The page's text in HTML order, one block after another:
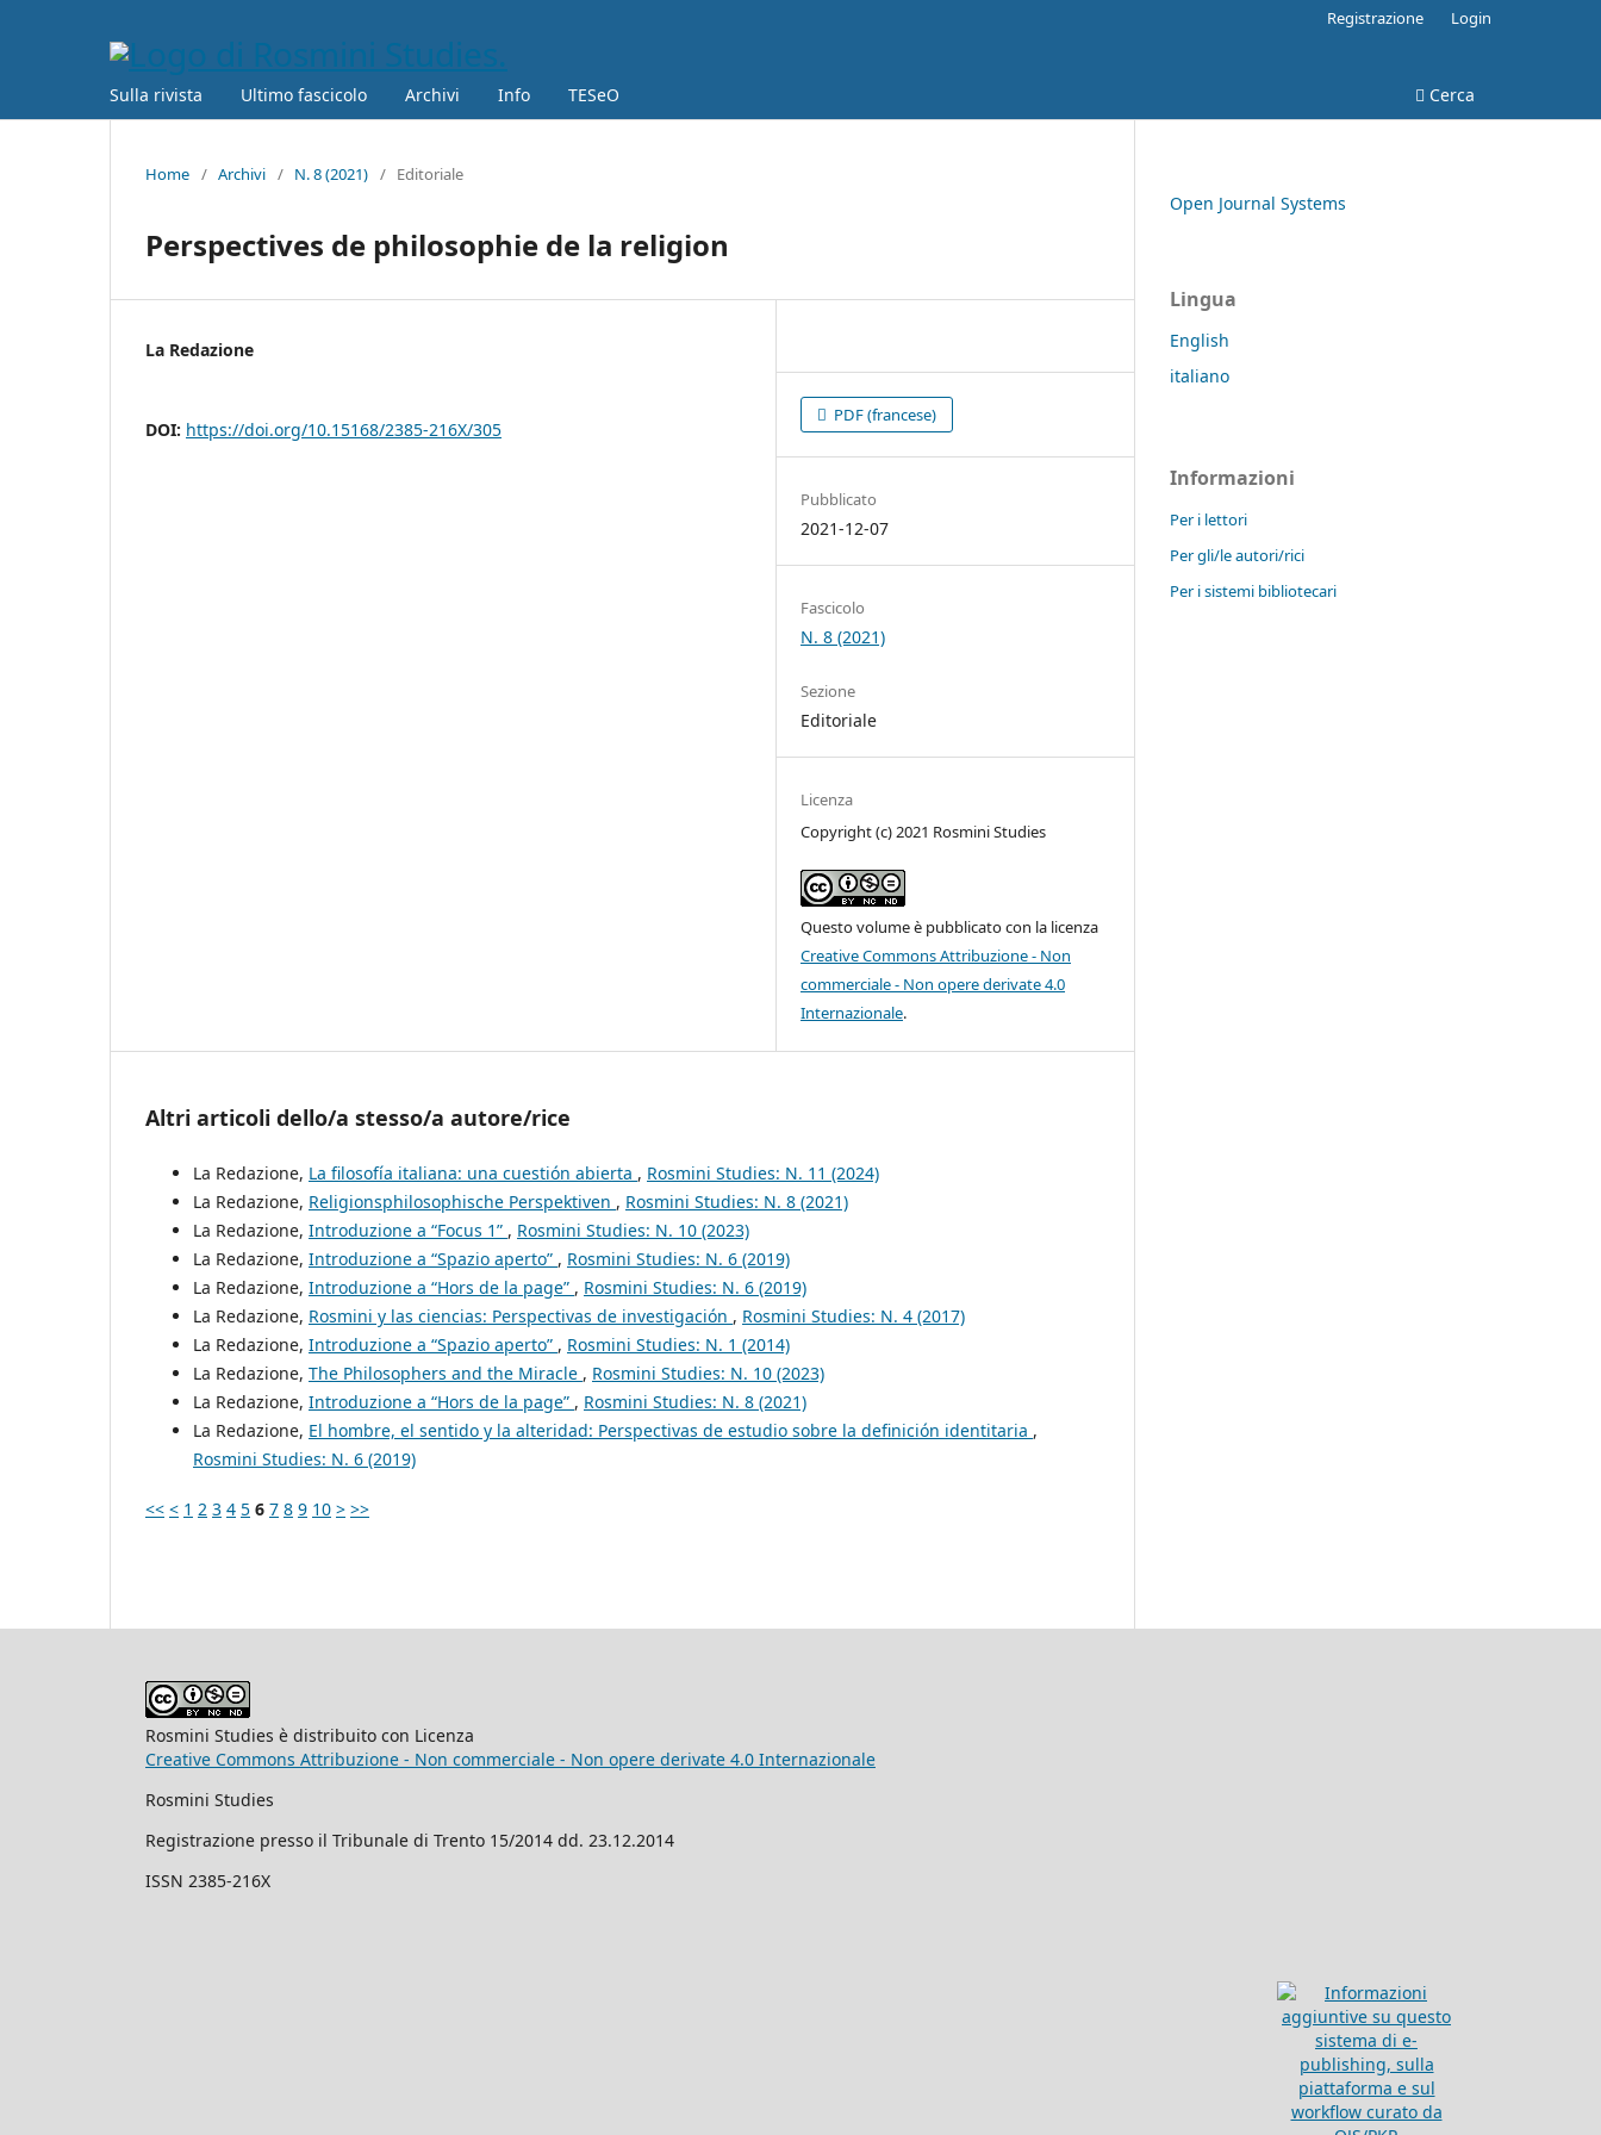
Sulla rivista Ultimo fascicolo Archivi Info TESeO Cerca
Registrazione Login
Home / Archivi / N. 8 (2021) / Editoriale
Perspectives de philosophie de la religion
La Redazione
DOI: https://doi.org/10.15168/2385-216X/305
PDF (francese)
Pubblicato
2021-12-07
Fascicolo
N. 8 (2021)
Sezione
Editoriale
Licenza
Copyright (c) 2021 Rosmini Studies
Questo volume è pubblicato con la licenza
Creative Commons Attribuzione - Non
commerciale - Non opere derivate 4.0
Internazionale.
Altri articoli dello/a stesso/a autore/rice
La Redazione, La filosofía italiana: una cuestión abierta , Rosmini Studies: N. 11 (2024)
La Redazione, Religionsphilosophische Perspektiven , Rosmini Studies: N. 8 (2021)
La Redazione, Introduzione a “Focus 1” , Rosmini Studies: N. 10 (2023)
La Redazione, Introduzione a “Spazio aperto” , Rosmini Studies: N. 6 (2019)
La Redazione, Introduzione a “Hors de la page” , Rosmini Studies: N. 6 (2019)
La Redazione, Rosmini y las ciencias: Perspectivas de investigación , Rosmini Studies: N. 4 (2017)
La Redazione, Introduzione a “Spazio aperto” , Rosmini Studies: N. 1 (2014)
La Redazione, The Philosophers and the Miracle , Rosmini Studies: N. 10 (2023)
La Redazione, Introduzione a “Hors de la page” , Rosmini Studies: N. 8 (2021)
La Redazione, El hombre, el sentido y la alteridad: Perspectivas de estudio sobre la definición identitaria ,
Rosmini Studies: N. 6 (2019)
<< < 1 2 3 4 5 6 7 8 9 10 > >>
Open Journal Systems
Lingua
English
italiano
Informazioni
Per i lettori
Per gli/le autori/rici
Per i sistemi bibliotecari
Rosmini Studies è distribuito con Licenza
Creative Commons Attribuzione - Non commerciale - Non opere derivate 4.0 Internazionale
Rosmini Studies
Registrazione presso il Tribunale di Trento 15/2014 dd. 23.12.2014
ISSN 2385-216X